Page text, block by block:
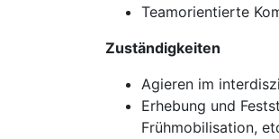
Teamorientierte
Zuständigkeiten
Agieren im
Erhebung und
Frühmobilisation,